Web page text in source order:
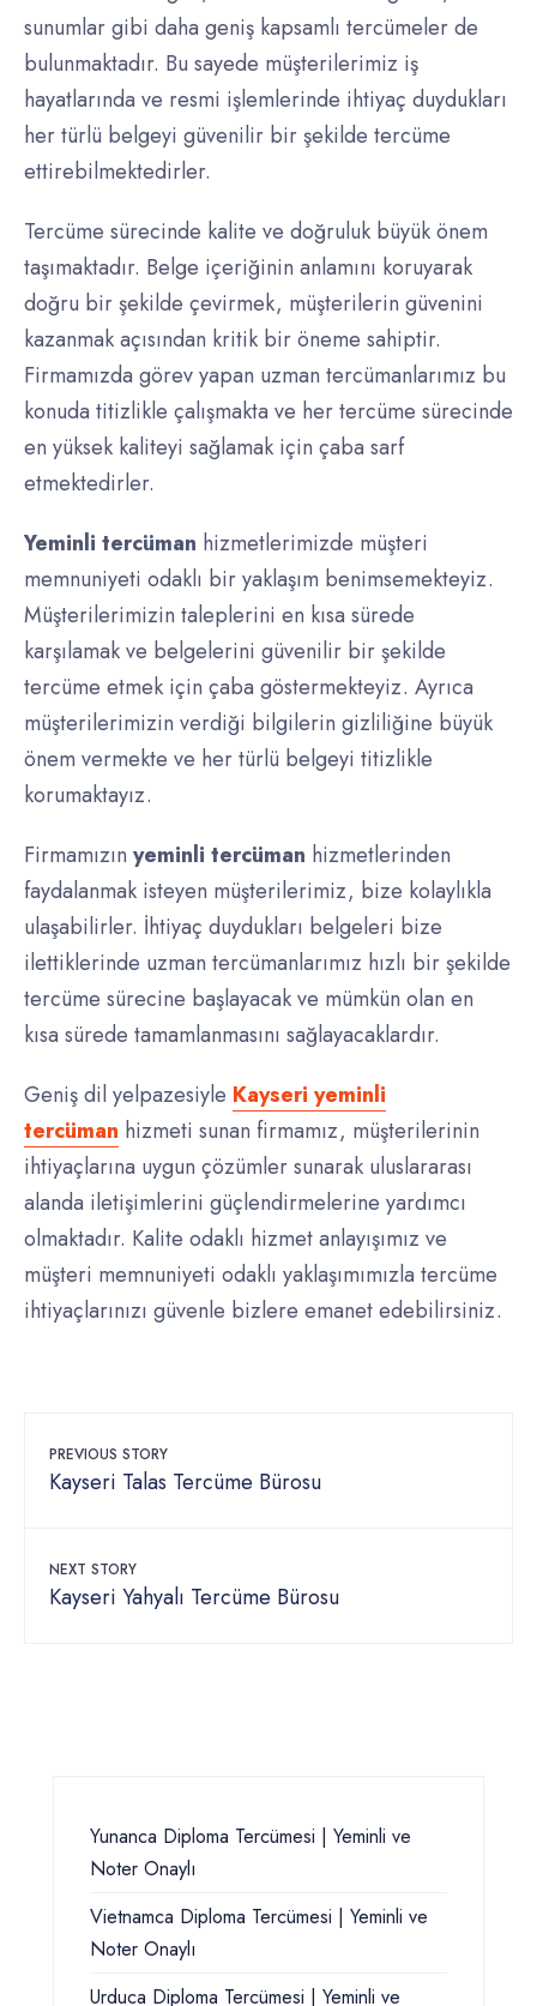
sunumlar gibi daha geniş kapsamlı tercümeler de
bulunmaktadır. Bu sayede müşterilerimiz iş
hayatlarında ve resmi işlemlerinde ihtiyaç duydukları
her türlü belgeyi güvenilir bir şekilde tercüme
ettirebilmektedirler.
Tercüme sürecinde kalite ve doğruluk büyük önem
taşımaktadır. Belge içeriğinin anlamını koruyarak
doğru bir şekilde çevirmek, müşterilerin güvenini
kazanmak açısından kritik bir öneme sahiptir.
Firmamızda görev yapan uzman tercümanlarımız bu
konuda titizlikle çalışmakta ve her tercüme sürecinde
en yüksek kaliteyi sağlamak için çaba sarf
etmektedirler.
Yeminli tercüman hizmetlerimizde müşteri
memnuniyeti odaklı bir yaklaşım benimsemekteyiz.
Müşterilerimizin taleplerini en kısa sürede
karşılamak ve belgelerini güvenilir bir şekilde
tercüme etmek için çaba göstermekteyiz. Ayrıca
müşterilerimizin verdiği bilgilerin gizliliğine büyük
önem vermekte ve her türlü belgeyi titizlikle
korumaktayız.
Firmamızın yeminli tercüman hizmetlerinden
faydalanmak isteyen müşterilerimiz, bize kolaylıkla
ulaşabilirler. İhtiyaç duydukları belgeleri bize
ilettiklerinde uzman tercümanlarımız hızlı bir şekilde
tercüme sürecine başlayacak ve mümkün olan en
kısa sürede tamamlanmasını sağlayacaklardır.
Geniş dil yelpazesiyle Kayseri yeminli
tercüman hizmeti sunan firmamız, müşterilerinin
ihtiyaçlarına uygun çözümler sunarak uluslararası
alanda iletişimlerini güçlendirmelerine yardımcı
olmaktadır. Kalite odaklı hizmet anlayışımız ve
müşteri memnuniyeti odaklı yaklaşımımızla tercüme
ihtiyaçlarınızı güvenle bizlere emanet edebilirsiniz.
PREVIOUS STORY
Kayseri Talas Tercüme Bürosu
NEXT STORY
Kayseri Yahyalı Tercüme Bürosu
Yunanca Diploma Tercümesi | Yeminli ve
Noter Onaylı
Vietnamca Diploma Tercümesi | Yeminli ve
Noter Onaylı
Urduca Diploma Tercümesi | Yeminli ve